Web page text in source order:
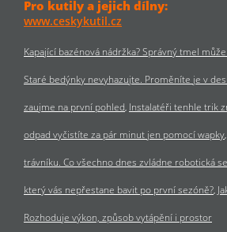
Pro kutily a jejich dílny:
www.ceskykutil.cz
Kapající bazénová nádržka? Správný tmel
Staré bedýnky nevyhazujte. Proměníte je v
zaujme na první pohled Instalatéři tenhle trik
odpad vyčistíte za pár minut jen pomocí wapky
trávníku. Co všechno dnes zvládne robotická
který vás nepřestane bavit po první sezóně?
Rozhoduje výkon, způsob vytápění i prostor